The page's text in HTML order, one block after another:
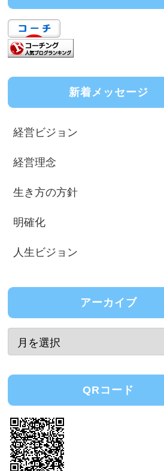
新着メッセージ
経営ビジョン
経営理念
生き方の方針
明確化
人生ビジョン
アーカイブ
QRコード